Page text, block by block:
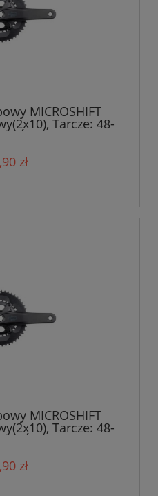
MICROSHIFT
Tarcze: 48-
Średnica wałku
zł
MICROSHIFT
Tarcze: 48-
Średnica wałku
zł